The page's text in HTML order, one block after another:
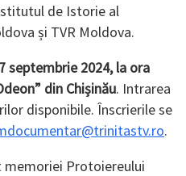
de Istorie al
și TVR Moldova.
septembrie 2024, la ora
din Chișinău. Intrarea
disponibile. Înscrierile se
.
memoriei Protoiereului